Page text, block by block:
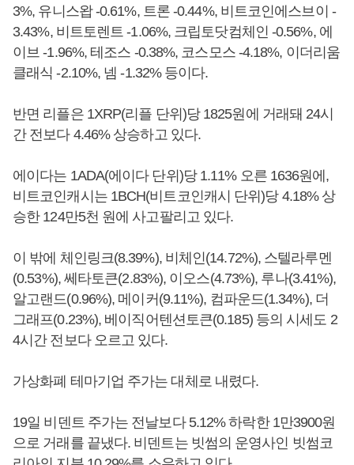
3%, 유니스왑 -0.61%, 트론 -0.44%, 비트코인에스브이 -
3.43%, 비트토렌트 -1.06%, 크립토닷컴체인 -0.56%, 에
이브 -1.96%, 테조스 -0.38%, 코스모스 -4.18%, 이더리움
클래식 -2.10%, 넴 -1.32% 등이다.
반면 리플은 1XRP(리플 단위)당 1825원에 거래돼 24시
간 전보다 4.46% 상승하고 있다.
에이다는 1ADA(에이다 단위)당 1.11% 오른 1636원에,
비트코인캐시는 1BCH(비트코인캐시 단위)당 4.18% 상
승한 124만5천 원에 사고팔리고 있다.
이 밖에 체인링크(8.39%), 비체인(14.72%), 스텔라루멘
(0.53%), 쎄타토큰(2.83%), 이오스(4.73%), 루나(3.41%),
알고랜드(0.96%), 메이커(9.11%), 컴파운드(1.34%), 더
그래프(0.23%), 베이직어텐션토큰(0.185) 등의 시세도 2
4시간 전보다 오르고 있다.
가상화폐 테마기업 주가는 대체로 내렸다.
19일 비덴트 주가는 전날보다 5.12% 하락한 1만3900원
으로 거래를 끝냈다. 비덴트는 빗썸의 운영사인 빗썸코